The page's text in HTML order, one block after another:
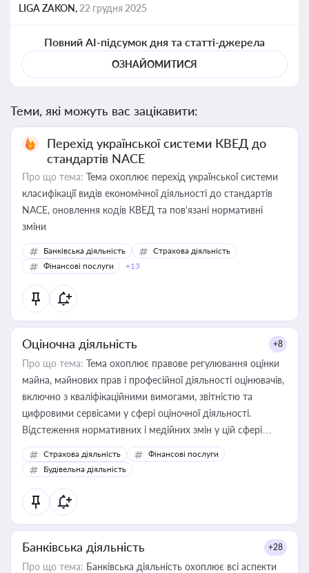
LIGA ZAKON, 22 грудня 2025
Повний AI-підсумок дня та статті-джерела
ОЗНАЙОМИТИСЯ
Теми, які можуть вас зацікавити:
Перехід української системи КВЕД до
стандартів NACE
Про що тема: Тема охоплює перехід української системи
класифікації видів економічної діяльності до стандартів
NACE, оновлення кодів КВЕД та пов'язані нормативні
зміни
Банківська діяльність
Страхова діяльність
Фінансові послуги
+13
Оціночна діяльність +8
Про що тема: Тема охоплює правове регулювання оцінки
майна, майнових прав і професійної діяльності оцінювачів,
включно з кваліфікаційними вимогами, звітністю та
цифровими сервісами у сфері оціночної діяльності.
Відстеження нормативних і медійних змін у цій сфері
корисне для власника бізнесу, керівника, юриста або
бухгалтера під час оподаткування, приватизації, оренди
державного майна, корпоративних угод і перевірки
статусу суб'єктів оціночної діяльності
Страхова діяльність
Фінансові послуги
Будівельна діяльність
Банківська діяльність +28
Про що тема: Банківська діяльність охоплює всі аспекти